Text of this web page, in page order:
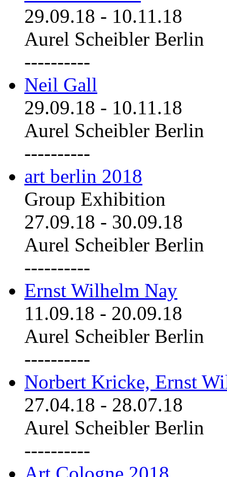
29.09.18 - 10.11.18
Aurel Scheibler Berlin
----------
Neil Gall
29.09.18 - 10.11.18
Aurel Scheibler Berlin
----------
art berlin 2018
Group Exhibition
27.09.18 - 30.09.18
Aurel Scheibler Berlin
----------
Ernst Wilhelm Nay
11.09.18 - 20.09.18
Aurel Scheibler Berlin
----------
Norbert Kricke, Ernst
27.04.18 - 28.07.18
Aurel Scheibler Berlin
----------